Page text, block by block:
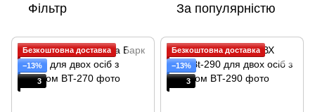
Фільтр За популярністю
Безкоштовна доставка
−13%
3
Безкоштовна доставка
−13%
3